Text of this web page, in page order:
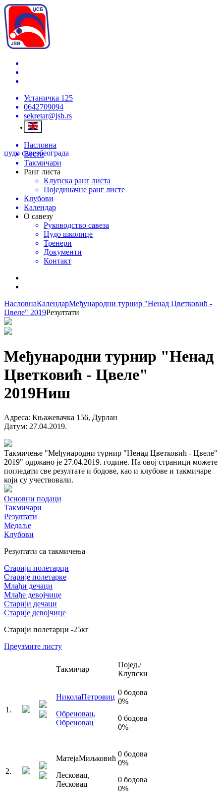
Устаничка 125
0642709094
sekretar@jsb.rs
џудо савезбеограда
Насловна
Вести
Такмичари
Ранг листа
Клупска ранг листа
Појединачне ранг листе
Клубови
Календар
О савезу
Руководство савеза
Џудо школице
Тренери
Документи
Контакт
НасловнаКалендарМеђународни турнир "Ненад Цветковић -
Цвеле" 2019Резултати
Међународни турнир "Ненад
Цветковић - Цвеле"
2019Ниш
Адреса: Књажевачка 156, Дурлан
Датум: 27.04.2019.
Такмичење "Међународни турнир "Ненад Цветковић - Цвеле"
2019" одржано је 27.04.2019. године. На овој страници можете
погледати све резултате и бодове, као и клубове и такмичаре
који су учествовали.
Основни подаци
Такмичари
Резултати
Медаље
Клубови
Резултати са такмичења
Старији полетарци
Старије полетарке
Млађи дечаци
Млађе девојчице
Старији дечаци
Старије девојчице
Старији полетарци -25кг
Преузмите листу
Такмичар
Појед./
Клупски
1 .
НиколаПетровиц
Обреновац,
Обреновац
0 бодова
0%
0 бодова
0%
2.
МатејаМиљковић
Лесковац,
Лесковац
0 бодова
0%
0 бодова
0%